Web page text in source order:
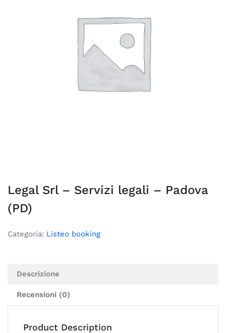
Legal Srl – Servizi legali – Padova
(PD)
Categoria: Listeo booking
Descrizione
Recensioni (0)
Product Description